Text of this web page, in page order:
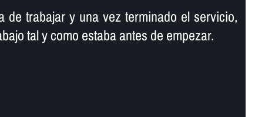
de trabajar y una vez terminado el servicio,
tal y como estaba antes de empezar.